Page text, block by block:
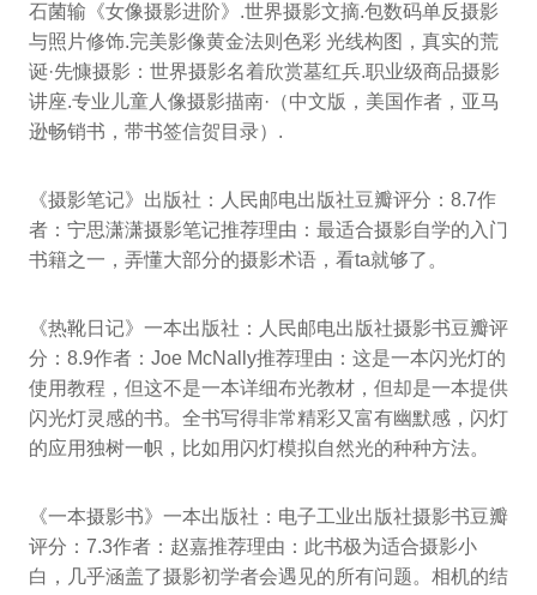
石菌输《女像摄影进阶》.世界摄影文摘.包数码单反摄影
与照片修饰.完美影像黄金法则色彩 光线构图，真实的荒
诞·先慷摄影：世界摄影名着欣赏墓红兵.职业级商品摄影
讲座.专业儿童人像摄影描南·（中文版，美国作者，亚马
逊畅销书，带书签信贺目录）.
《摄影笔记》出版社：人民邮电出版社豆瓣评分：8.7作
者：宁思潇潇摄影笔记推荐理由：最适合摄影自学的入门
书籍之一，弄懂大部分的摄影术语，看ta就够了。
《热靴日记》一本出版社：人民邮电出版社摄影书豆瓣评
分：8.9作者：Joe McNally推荐理由：这是一本闪光灯的
使用教程，但这不是一本详细布光教材，但却是一本提供
闪光灯灵感的书。全书写得非常精彩又富有幽默感，闪灯
的应用独树一帜，比如用闪灯模拟自然光的种种方法。
《一本摄影书》一本出版社：电子工业出版社摄影书豆瓣
评分：7.3作者：赵嘉推荐理由：此书极为适合摄影小
白，几乎涵盖了摄影初学者会遇见的所有问题。相机的结